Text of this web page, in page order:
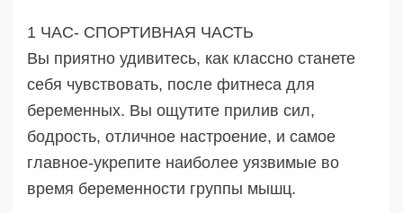
1 ЧАС- СПОРТИВНАЯ ЧАСТЬ
Вы приятно удивитесь, как классно станете
себя чувствовать, после фитнеса для
беременных. Вы ощутите прилив сил,
бодрость, отличное настроение, и самое
главное-укрепите наиболее уязвимые во
время беременности группы мышц.